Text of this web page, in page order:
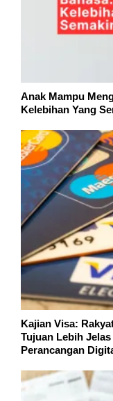
Anak Mampu
Kelebihan Yang
Kajian Visa:
Tujuan Lebih
Perancangan